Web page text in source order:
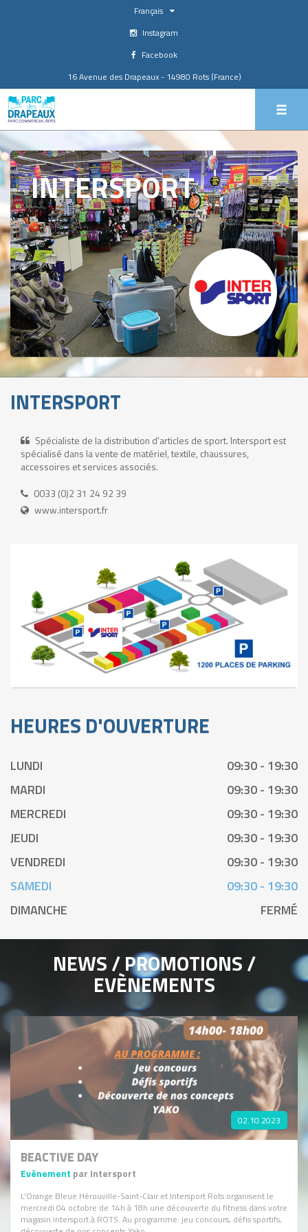
Français
Instagram
Facebook
16 Avenue des Drapeaux - 14980 Rots (France)
INTERSPORT
INTERSPORT
Spécialiste de la distribution d'articles de sport. Intersport est
spécialisé dans la vente de matériel, textile, chaussures,
accessoires et services associés.
0033 (0)2 31 24 92 39
www.intersport.fr
HEURES D'OUVERTURE
LUNDI
09:30 - 19:30
MARDI
09:30 - 19:30
MERCREDI
09:30 - 19:30
JEUDI
09:30 - 19:30
VENDREDI
09:30 - 19:30
SAMEDI
09:30 - 19:30
DIMANCHE
FERMÉ
NEWS / PROMOTIONS /
EVÈNEMENTS
02.10.2023
BEACTIVE DAY
Evènement par Intersport
L'Orange Bleue Hérouville-Saint-Clair et Intersport Rots organisent le
mercredi 04 octobre de 14h à 18h une découverte du fitness dans votre
magasin intersport à ROTS. Au programme: jeu concours, défis sportifs,